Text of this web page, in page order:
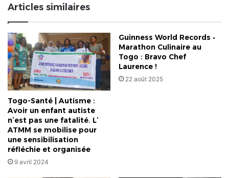
Articles similaires
Togo-Santé | Autisme :
Avoir un enfant autiste
n’est pas une fatalité. L’
ATMM se mobilise pour
une sensibilisation
réfléchie et organisée
9 avril 2024
Guinness World Records •
Marathon Culinaire au
Togo : Bravo Chef
Laurence !
22 août 2025